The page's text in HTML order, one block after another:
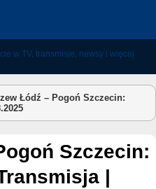
Łódź – Pogoń Szczecin:
|